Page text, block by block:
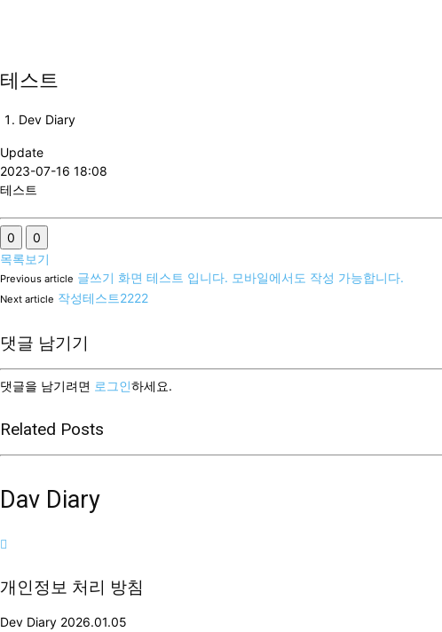
테스트
Dev Diary
Update
2023-07-16 18:08
테스트
0
0
목록보기
Previous article 글쓰기 화면 테스트 입니다. 모바일에서도 작성 가능합니다.
Next article 작성테스트2222
댓글 남기기
댓글을 남기려면 로그인하세요.
Related Posts
Dav Diary
개인정보 처리 방침
Dev Diary 2026.01.05